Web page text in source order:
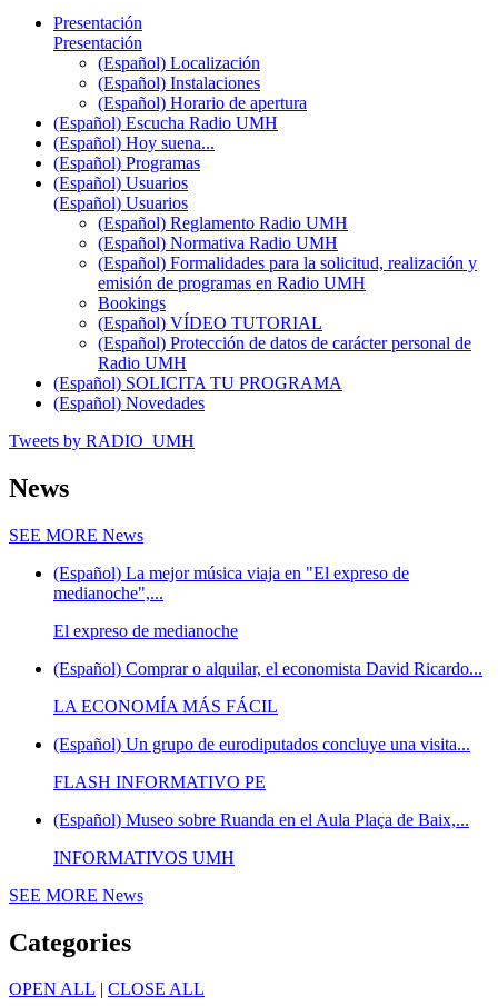
Presentación
Presentación
(Español) Localización
(Español) Instalaciones
(Español) Horario de apertura
(Español) Escucha Radio UMH
(Español) Hoy suena...
(Español) Programas
(Español) Usuarios
(Español) Usuarios
(Español) Reglamento Radio UMH
(Español) Normativa Radio UMH
(Español) Formalidades para la solicitud, realización y
emisión de programas en Radio UMH
Bookings
(Español) VÍDEO TUTORIAL
(Español) Protección de datos de carácter personal de
Radio UMH
(Español) SOLICITA TU PROGRAMA
(Español) Novedades
Tweets by RADIO_UMH
News
SEE MORE News
(Español) La mejor música viaja en "El expreso de
medianoche",...
El expreso de medianoche
(Español) Comprar o alquilar, el economista David Ricardo...
LA ECONOMÍA MÁS FÁCIL
(Español) Un grupo de eurodiputados concluye una visita...
FLASH INFORMATIVO PE
(Español) Museo sobre Ruanda en el Aula Plaça de Baix,...
INFORMATIVOS UMH
SEE MORE News
Categories
OPEN ALL | CLOSE ALL